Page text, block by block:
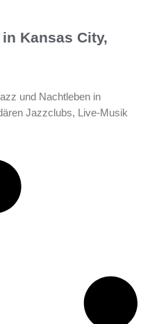
Kansas City,
und Nachtleben in
Jazzclubs, Live-Musik